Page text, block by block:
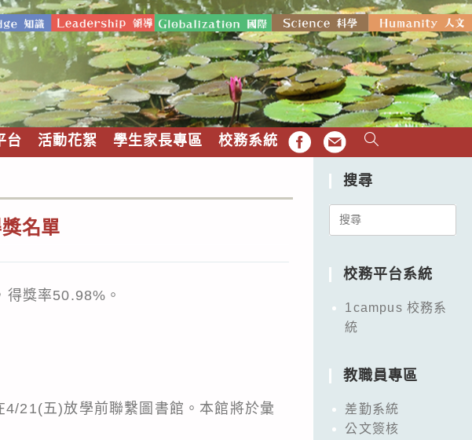
台 活動花絮 學生家長專區 校務系統 FB EMAIL
名單
獎率50.98%。
21(五)放學前聯繫圖書館。本館將於彙
搜尋
Search
校務平台系統
1campus 校務系
統
教職員專區
差勤系統
公文簽核